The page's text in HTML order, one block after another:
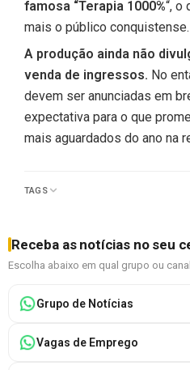
famosa “Terapia 1000%“, o
mais o público conquistense.
A produção ainda não
venda de ingressos. No
devem ser anunciadas em
expectativa para o que
mais aguardados do ano na
TAGS
Receba as notícias no seu
Escolha abaixo em qual grupo ou
Grupo de Notícias
Vagas de Emprego